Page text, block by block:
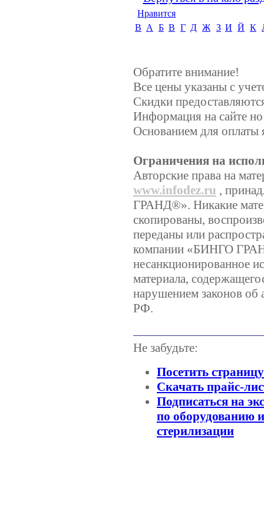
Нравится
B А Б В Г Д Ж З И Й К
Обратите внимание!
Все цены указаны с
Скидки
Информация на сайте
Основанием для оплаты
Ограничения на
Авторские права на
www.infodez.ru ,
ГРАНД®». Никакие
скопированы,
переданы или
компании «БИНГО
несанкционированное
материала,
нарушением законов об
РФ.
Не забудьте:
Посетить
Скачать прайс-
Подписаться на
по оборудованию
стерилизации